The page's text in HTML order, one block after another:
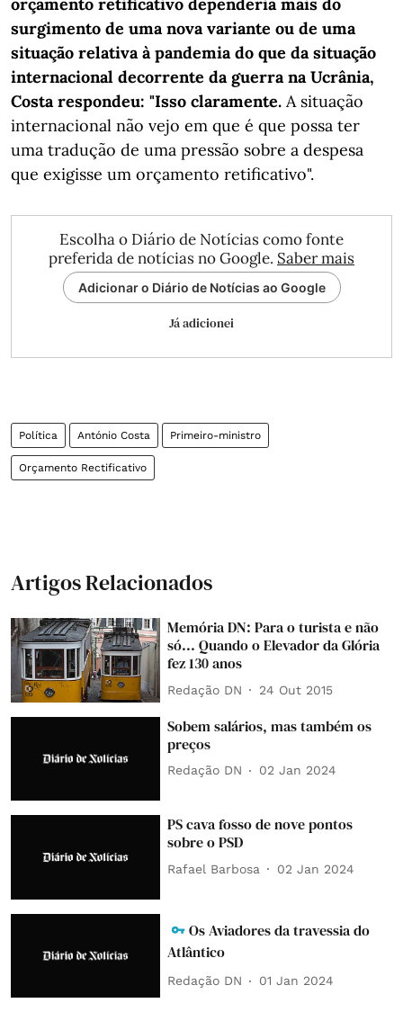
surgimento de uma nova variante ou de uma
situação relativa à pandemia do que da situação
internacional decorrente da guerra na Ucrânia,
Costa respondeu: "Isso claramente. A situação
internacional não vejo em que é que possa ter
uma tradução de uma pressão sobre a despesa
que exigisse um orçamento retificativo".
Escolha o Diário de Notícias como fonte
preferida de notícias no Google. Saber mais
Adicionar o Diário de Notícias ao Google
Já adicionei
Política António Costa Primeiro-ministro
Orçamento Rectificativo
Artigos Relacionados
Memória DN: Para o turista e não
só... Quando o Elevador da Glória
fez 130 anos
Redação DN 24 Out 2015
Sobem salários, mas também os
preços
Redação DN 02 Jan 2024
PS cava fosso de nove pontos
sobre o PSD
Rafael Barbosa 02 Jan 2024
Os Aviadores da travessia do
Atlântico
Redação DN 01 Jan 2024